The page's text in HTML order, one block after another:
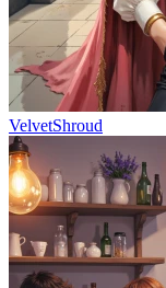
VelvetShroud